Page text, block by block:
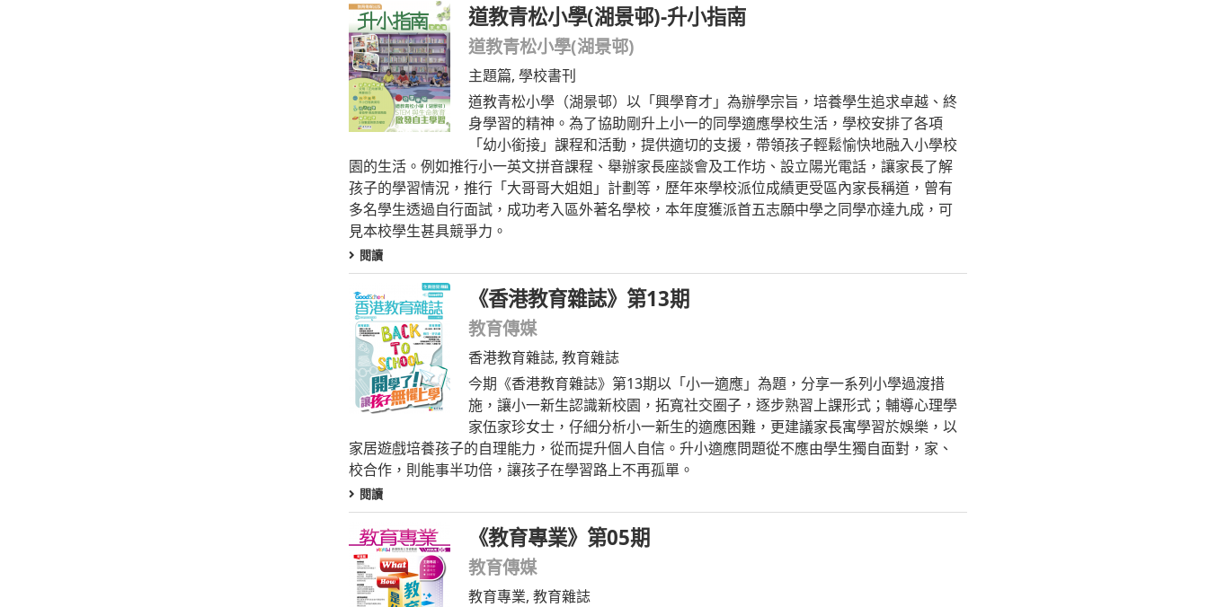
道教青松小學(湖景邨)-升小指南
道教青松小學(湖景邨)
主題篇, 學校書刊
道教青松小學（湖景邨）以「興學育才」為辦學宗旨，培養學生追求卓越、終
身學習的精神。為了協助剛升上小一的同學適應學校生活，學校安排了各項
「幼小銜接」課程和活動，提供適切的支援，帶領孩子輕鬆愉快地融入小學校
園的生活。例如推行小一英文拼音課程、舉辦家長座談會及工作坊、設立陽光電話，讓家長了解
孩子的學習情況，推行「大哥哥大姐姐」計劃等，歷年來學校派位成績更受區內家長稱道，曾有
多名學生透過自行面試，成功考入區外著名學校，本年度獲派首五志願中學之同學亦達九成，可
見本校學生甚具競爭力。
閱讀
《香港教育雜誌》第13期
教育傳媒
香港教育雜誌, 教育雜誌
今期《香港教育雜誌》第13期以「小一適應」為題，分享一系列小學過渡措
施，讓小一新生認識新校園，拓寬社交圈子，逐步熟習上課形式；輔導心理學
家伍家珍女士，仔細分析小一新生的適應困難，更建議家長寓學習於娛樂，以
家居遊戲培養孩子的自理能力，從而提升個人自信。升小適應問題從不應由學生獨自面對，家、
校合作，則能事半功倍，讓孩子在學習路上不再孤單。
閱讀
《教育專業》第05期
教育傳媒
教育專業, 教育雜誌